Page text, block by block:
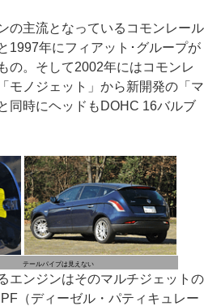
の主流となっているコモンレール
1997年にフィアット･グループが
の。そして2002年にはコモンレ
モノジェット」から新開発の「マ
同時にヘッドもDOHC 16バルブ
テールパイプは見えない
エンジンはそのマルチジェットの
（ディーゼル・パティキュレー